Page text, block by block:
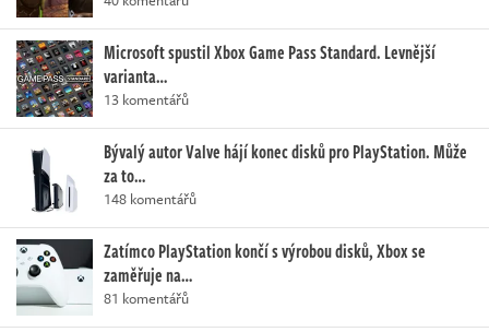
Microsoft spustil Xbox Game Pass Standard. Levnější
varianta…
13 komentářů
Bývalý autor Valve hájí konec disků pro PlayStation. Může
za to…
148 komentářů
Zatímco PlayStation končí s výrobou disků, Xbox se
zaměřuje na…
81 komentářů